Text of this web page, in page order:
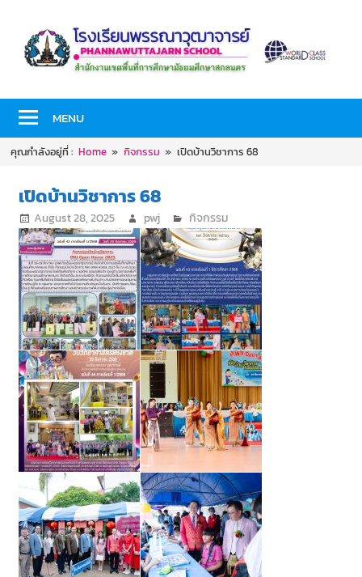
content
โรงเรียน
พร
วุฒ
า
จาร
ย์
SCHOOL
MENU
คุณกำลังอยู่ที่ : Home กิจกรรม เปิดบ้านวิชาการ 68
เปิดบ้านวิชาการ 68
August 28, 2025 pwj กิจกรรม